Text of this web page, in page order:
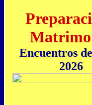
Encuentros
2026